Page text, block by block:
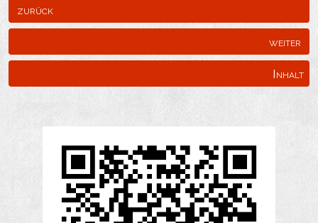
zurück
weiter
Inhalt